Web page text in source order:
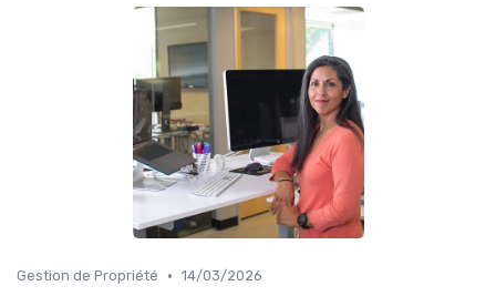
Gestion de Propriété • 14/03/2026